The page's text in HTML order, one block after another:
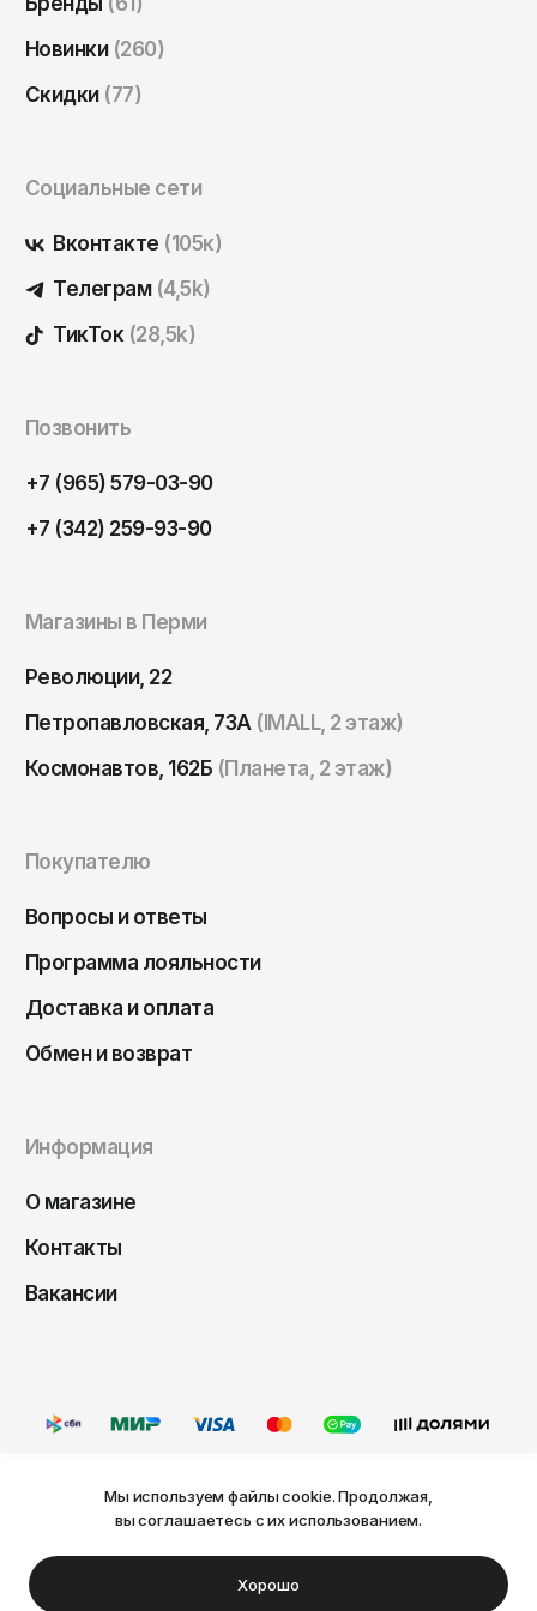
Новинки (260)
Скидки (77)
Социальные сети
Вконтакте (105к)
Телеграм (4,5k)
ТикТок (28,5k)
Позвонить
+7 (965) 579-03-90
+7 (342) 259-93-90
Магазины в Перми
Революции, 22
Петропавловская, 73А (IMALL, 2 этаж)
Космонавтов, 162Б (Планета, 2 этаж)
Покупателю
Вопросы и ответы
Программа лояльности
Доставка и оплата
Обмен и возврат
Информация
О магазине
Контакты
Вакансии
© FRIDAY, 2026
Оферта
Политика конфиденциальности
Саратов
Севастополь
Сергиев Посад
Смоленск
Старый Оскол
Стерлитамак
Тамбов
Тверь
Тюмень
Улан-Удэ
Ульяновск
Уфа
Ханты-Мансийск
Чайковский
Чебоксары
Челябинск
Черкесск
Южно-Сахалинск
Якутск
Ярославль
Ваш город Пермь?
Мы используем файлы cookie. Продолжая,
вы соглашаетесь с их использованием.
Хорошо